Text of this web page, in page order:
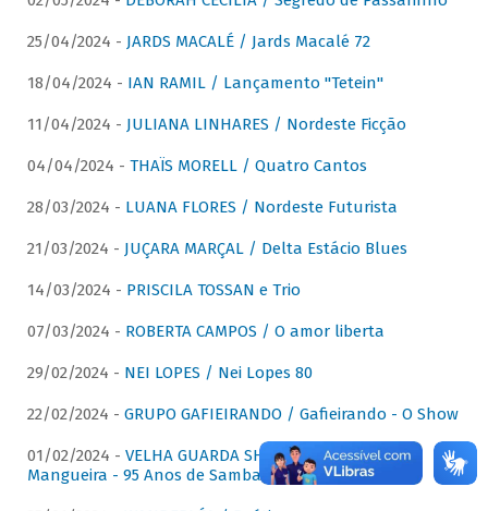
25/04/2024 - JARDS MACALÉ / Jards Macalé 72
18/04/2024 - IAN RAMIL / Lançamento "Tetein"
11/04/2024 - JULIANA LINHARES / Nordeste Ficção
04/04/2024 - THAÏS MORELL / Quatro Cantos
28/03/2024 - LUANA FLORES / Nordeste Futurista
21/03/2024 - JUÇARA MARÇAL / Delta Estácio Blues
14/03/2024 - PRISCILA TOSSAN e Trio
07/03/2024 - ROBERTA CAMPOS / O amor liberta
29/02/2024 - NEI LOPES / Nei Lopes 80
22/02/2024 - GRUPO GAFIEIRANDO / Gafieirando - O Show
01/02/2024 - VELHA GUARDA SHOW DA MANGUEIRA /
Mangueira - 95 Anos de Samba